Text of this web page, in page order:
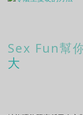
Sex Fun幫
大